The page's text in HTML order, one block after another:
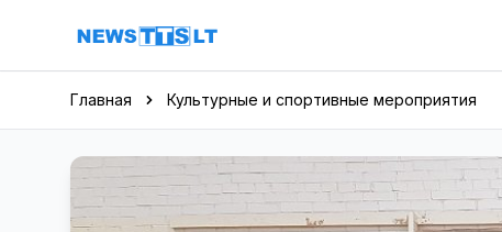
Перейти к содержимому
Главная Культурные и спортивные мероприятия